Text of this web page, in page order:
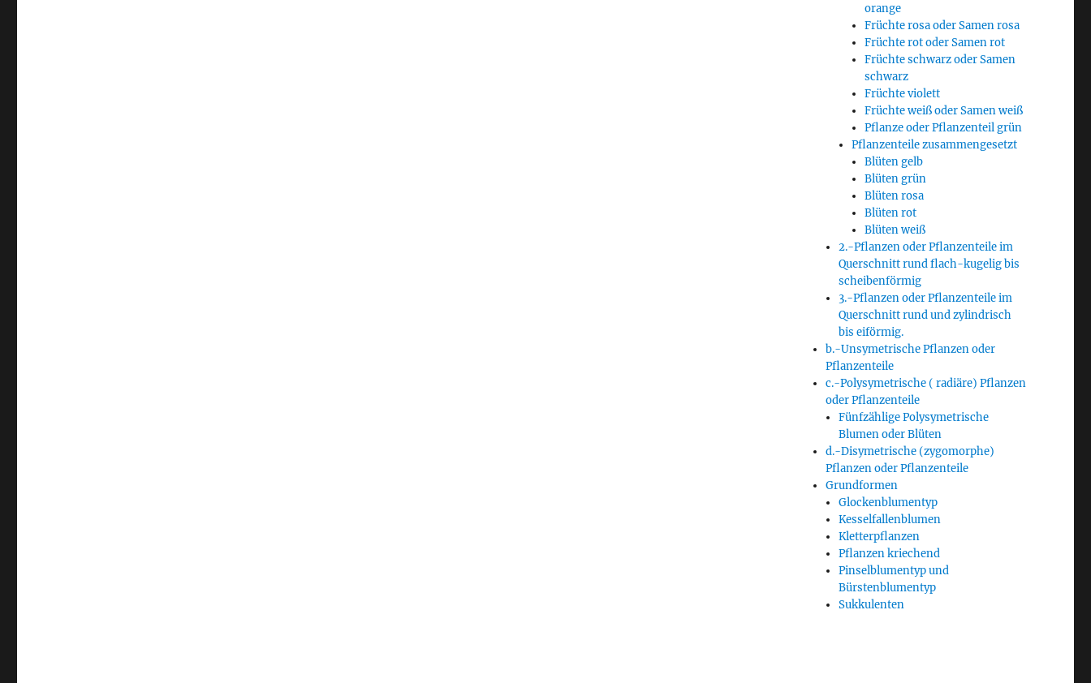
orange
Früchte rosa oder Samen rosa
Früchte rot oder Samen rot
Früchte schwarz oder Samen
schwarz
Früchte violett
Früchte weiß oder Samen weiß
Pflanze oder Pflanzenteil grün
Pflanzenteile zusammengesetzt
Blüten gelb
Blüten grün
Blüten rosa
Blüten rot
Blüten weiß
2.-Pflanzen oder Pflanzenteile im
Querschnitt rund flach-kugelig bis
scheibenförmig
3.-Pflanzen oder Pflanzenteile im
Querschnitt rund und zylindrisch
bis eiförmig.
b.-Unsymetrische Pflanzen oder
Pflanzenteile
c.-Polysymetrische ( radiäre) Pflanzen
oder Pflanzenteile
Fünfzählige Polysymetrische
Blumen oder Blüten
d.-Disymetrische (zygomorphe)
Pflanzen oder Pflanzenteile
Grundformen
Glockenblumentyp
Kesselfallenblumen
Kletterpflanzen
Pflanzen kriechend
Pinselblumentyp und
Bürstenblumentyp
Sukkulenten